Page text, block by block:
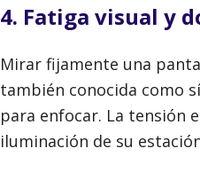
4. Fatiga visual y
Mirar fijamente una
también conocida como
para enfocar. La tensión
iluminación de su